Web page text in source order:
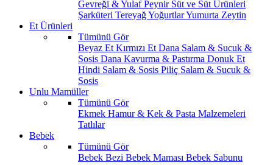
Gevreği & YulafPeynir Süt ve Süt Ürünleri
Şarküteri TereyağYoğurtlarYumurta Zeytin
Et Ürünleri
Tümünü Gör
Beyaz Et Kırmızı Et Dana Salam & Sucuk &
Sosis Dana Kavurma & Pastırma Donuk Et
Hindi Salam & Sosis Piliç Salam & Sucuk &
Sosis
Unlu Mamüller
Tümünü Gör
Ekmek Hamur & Kek & Pasta Malzemeleri
Tatlılar
Bebek
Tümünü Gör
Bebek Bezi Bebek Maması Bebek Sabunu